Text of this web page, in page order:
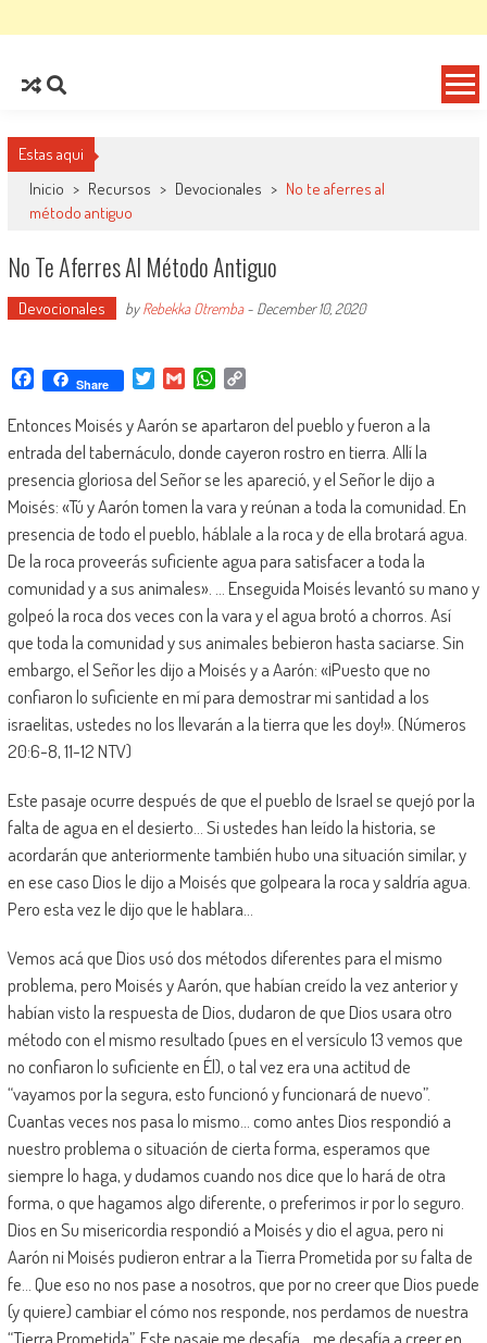
Estas aqui
Inicio > Recursos > Devocionales > No te aferres al
método antiguo
No Te Aferres Al Método Antiguo
Devocionales byRebekka Otremba- December 10, 2020
Facebook
Share TwitterGmail WhatsApp
Entonces Moisés y Aarón se apartaron del pueblo y fueron a la
entrada del tabernáculo, donde cayeron rostro en tierra. Allí la
presencia gloriosa delSeñorse les apareció,y elSeñorle dijo a
Moisés:«Tú y Aarón tomen la vara y reúnan a toda la comunidad. En
presencia de todo el pueblo, háblale a la roca y de ella brotará agua.
De la roca proveerás suficiente agua para satisfacer a toda la
comunidad y a sus animales». … Enseguida Moisés levantó su mano y
golpeó la roca dos veces con la vara y el agua brotó a chorros. Así
que toda la comunidad y sus animales bebieron hasta saciarse. Sin
embargo, elSeñorles dijo a Moisés y a Aarón: «¡Puesto que no
confiaron lo suficiente en mí para demostrar mi santidad a los
israelitas, ustedes no los llevarán a la tierra que les doy!». (Números
20:6-8, 11-12 NTV)
Este pasaje ocurre después de que el pueblo de Israel se quejó por la
falta de agua en el desierto… Si ustedes han leído la historia, se
acordarán que anteriormente también hubo una situación similar, y
en ese caso Dios le dijo a Moisés que golpeara la roca y saldría agua.
Pero esta vez le dijo que le hablara…
Vemos acá que Dios usó dos métodos diferentes para el mismo
problema, pero Moisés y Aarón, que habían creído la vez anterior y
habían visto la respuesta de Dios, dudaron de que Dios usara otro
método con el mismo resultado (pues en el versículo 13 vemos que
no confiaron lo suficiente en Él), o tal vez era una actitud de
“vayamos por la segura, esto funcionó y funcionará de nuevo”.
Cuantas veces nos pasa lo mismo… como antes Dios respondió a
nuestro problema o situación de cierta forma, esperamos que
siempre lo haga, y dudamos cuando nos dice que lo hará de otra
forma, o que hagamos algo diferente, o preferimos ir por lo seguro.
Dios en Su misericordia respondió a Moisés y dio el agua, pero ni
Aarón ni Moisés pudieron entrar a la Tierra Prometida por su falta de
fe… Que eso no nos pase a nosotros, que por no creer que Dios puede
(y quiere) cambiar el cómo nos responde, nos perdamos de nuestra
“Tierra Prometida”. Este pasaje me desafía… me desafía a creer en